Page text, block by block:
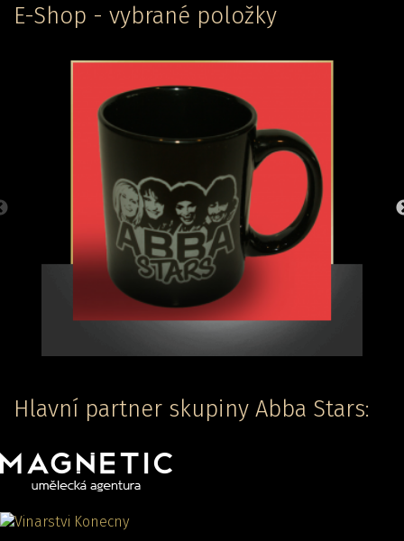
E-Shop - vybrané položky
Hlavní partner skupiny Abba Stars: